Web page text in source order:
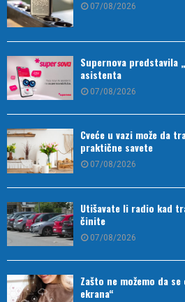
07/08/2026
Supernova predstavila
asistenta
07/08/2026
Cveće u vazi može da
praktične savete
07/08/2026
Utišavate li radio kad
činite
07/08/2026
Zašto ne možemo da
ekrana“